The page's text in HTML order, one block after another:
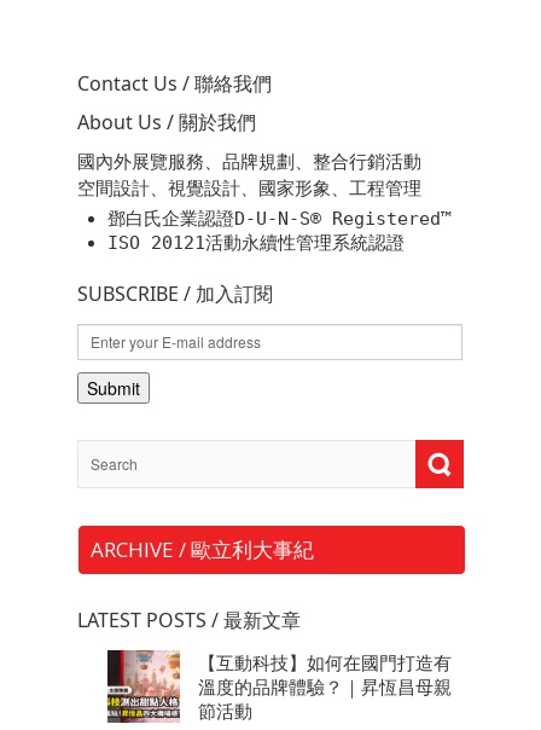
Contact Us / 聯絡我們
About Us / 關於我們
國內外展覽服務、品牌規劃、整合行銷活動
空間設計、視覺設計、國家形象、工程管理
鄧白氏企業認證D-U-N-S® Registered™
ISO 20121活動永續性管理系統認證
SUBSCRIBE / 加入訂閱
ARCHIVE / 歐立利大事紀
LATEST POSTS / 最新文章
【互動科技】如何在國門打造有
溫度的品牌體驗？｜昇恆昌母親
節活動